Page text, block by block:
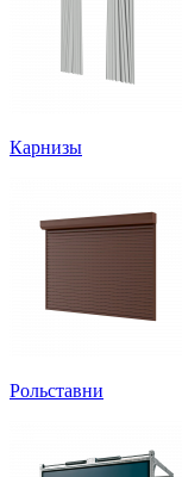
Карнизы
Рольставни